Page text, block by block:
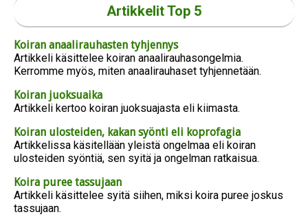
Artikkelit Top 5
Koiran anaalirauhasten tyhjennys
Artikkeli käsittelee koiran anaalirauhasongelmia.
Kerromme myös, miten anaalirauhaset tyhjennetään.
Koiran juoksuaika
Artikkeli kertoo koiran juoksuajasta eli kiimasta.
Koiran ulosteiden, kakan syönti eli koprofagia
Artikkelissa käsitellään yleistä ongelmaa eli koiran
ulosteiden syöntiä, sen syitä ja ongelman ratkaisua.
Koira puree tassujaan
Artikkeli käsittelee syitä siihen, miksi koira puree joskus
tassujaan.